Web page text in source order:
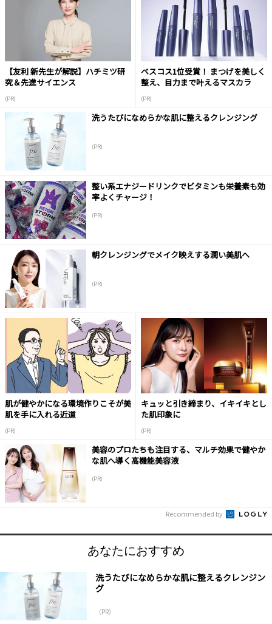
【友利 新先生が解説】ハチミツ研
究＆先進サイエンス
(PR)
ベスコス1位受賞！ まつげを美しく
整え、目力まで叶えるマスカラ
(PR)
洗うたびになめらかな肌に整えるクレンジング
(PR)
整い系エナジードリンクでビタミンも栄養素も効
率よくチャージ！
(PR)
朝クレンジングでメイク映えする潤い美肌へ
(PR)
肌が健やかになる環境作りこそが美
肌を手に入れる近道
(PR)
キュッと引き締まり、イキイキとし
た肌印象に
(PR)
美容のプロたちも注目する、マルチ効果で健やか
な肌へ導く高機能美容液
(PR)
Recommended by
あなたにおすすめ
洗うたびになめらかな肌に整えるクレンジン
グ
（PR）